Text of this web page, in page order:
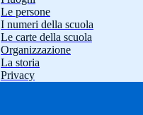
Le persone
I numeri della scuola
Le carte della scuola
Organizzazione
La storia
Privacy